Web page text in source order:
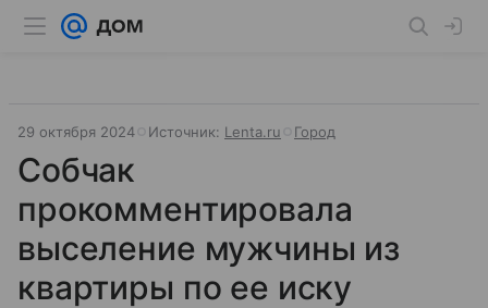
29 октября 2024 Источник: Lenta.ru Город
Собчак
прокомментировала
выселение мужчины из
квартиры по ее иску